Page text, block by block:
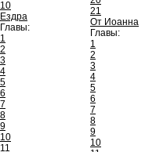
10
Ездра
Главы:
1
2
3
4
5
6
7
8
9
10
11
21
От Иоанна
Главы:
1
2
3
4
5
6
7
8
9
10